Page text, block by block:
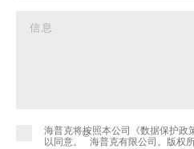
海普克将按照本公司《数据保护政
以同意。
©
海普克有限公司。版权